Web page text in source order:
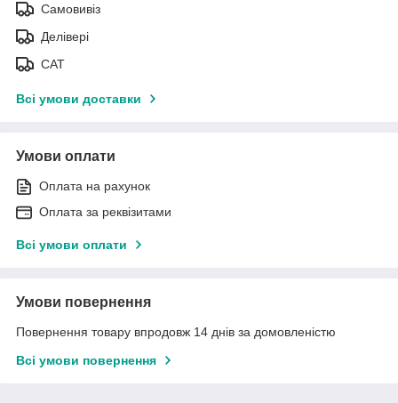
Самовивіз
Делівері
САТ
Всі умови доставки
Умови оплати
Оплата на рахунок
Оплата за реквізитами
Всі умови оплати
Умови повернення
Повернення товару впродовж 14 днів за домовленістю
Всі умови повернення